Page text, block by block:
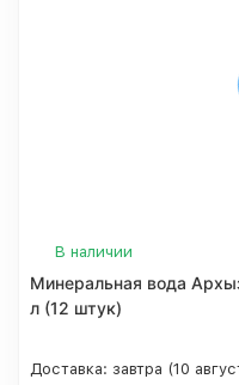
В наличии
Минеральная вода
л (12 штук)
Доставка: завтра (10